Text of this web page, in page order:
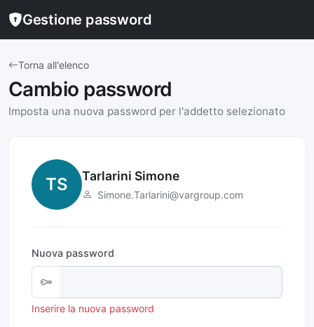
Gestione password
Torna all'elenco
Cambio password
Imposta una nuova password per l'addetto selezionato
TS Tarlarini Simone
Simone.Tarlarini@vargroup.com
Nuova password
Inserire la nuova password